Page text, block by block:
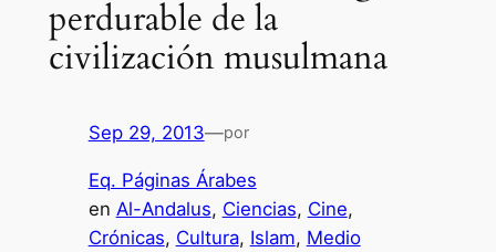
perdurable de la
civilización musulmana
Sep 29, 2013—por
Eq. Páginas Árabes
en Al-Andalus, Ciencias, Cine
Crónicas, Cultura, Islam, Medio